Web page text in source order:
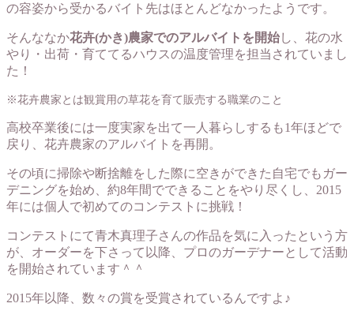
の容姿から受かるバイト先はほとんどなかったようです。
そんななか花卉(かき)農家でのアルバイトを開始し、花の水
やり・出荷・育ててるハウスの温度管理を担当されていまし
た！
※花卉農家とは観賞用の草花を育て販売する職業のこと
高校卒業後には一度実家を出て一人暮らしするも1年ほどで
戻り、花卉農家のアルバイトを再開。
その頃に掃除や断捨離をした際に空きができた自宅でもガー
デニングを始め、約8年間でできることをやり尽くし、2015
年には個人で初めてのコンテストに挑戦！
コンテストにて青木真理子さんの作品を気に入ったという方
が、オーダーを下さって以降、プロのガーデナーとして活動
を開始されています＾＾
2015年以降、数々の賞を受賞されているんですよ♪